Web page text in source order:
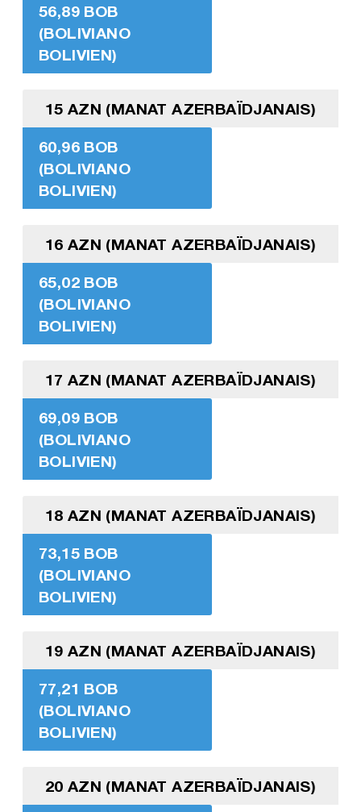
56,89 BOB
(BOLIVIANO
BOLIVIEN)
15 AZN (MANAT AZERBAÏDJANAIS)
60,96 BOB
(BOLIVIANO
BOLIVIEN)
16 AZN (MANAT AZERBAÏDJANAIS)
65,02 BOB
(BOLIVIANO
BOLIVIEN)
17 AZN (MANAT AZERBAÏDJANAIS)
69,09 BOB
(BOLIVIANO
BOLIVIEN)
18 AZN (MANAT AZERBAÏDJANAIS)
73,15 BOB
(BOLIVIANO
BOLIVIEN)
19 AZN (MANAT AZERBAÏDJANAIS)
77,21 BOB
(BOLIVIANO
BOLIVIEN)
20 AZN (MANAT AZERBAÏDJANAIS)